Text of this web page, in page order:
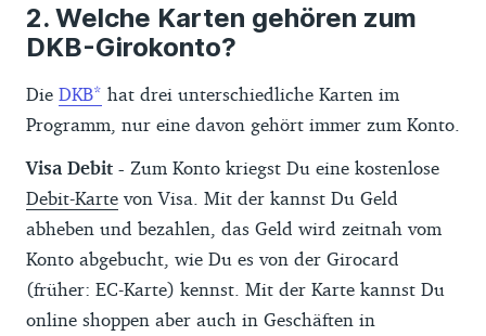
Welche Karten gehören zum
DKB-Girokonto?
Die DKB
hat drei unterschiedliche Karten im
Programm, nur eine davon gehört immer zum Konto.
Visa Debit - Zum Konto kriegst Du eine kostenlose
Debit-Karte von Visa. Mit der kannst Du Geld
abheben und bezahlen, das Geld wird zeitnah vom
Konto abgebucht, wie Du es von der Girocard
(früher: EC-Karte) kennst. Mit der Karte kannst Du
online shoppen aber auch in Geschäften in